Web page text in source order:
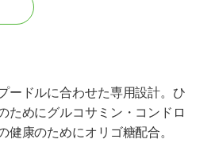
ードルに合わせた専用設計。ひ
ためにグルコサミン・コンドロ
健康のためにオリゴ糖配合。